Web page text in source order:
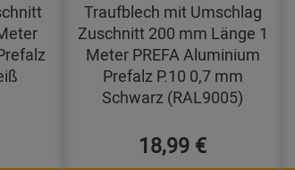
Traufblech mit Umschlag
Zuschnitt 200 mm Länge 1
Meter PREFA Aluminium
Prefalz P.10 0,7 mm
Schwarz (RAL9005)
18,99 €